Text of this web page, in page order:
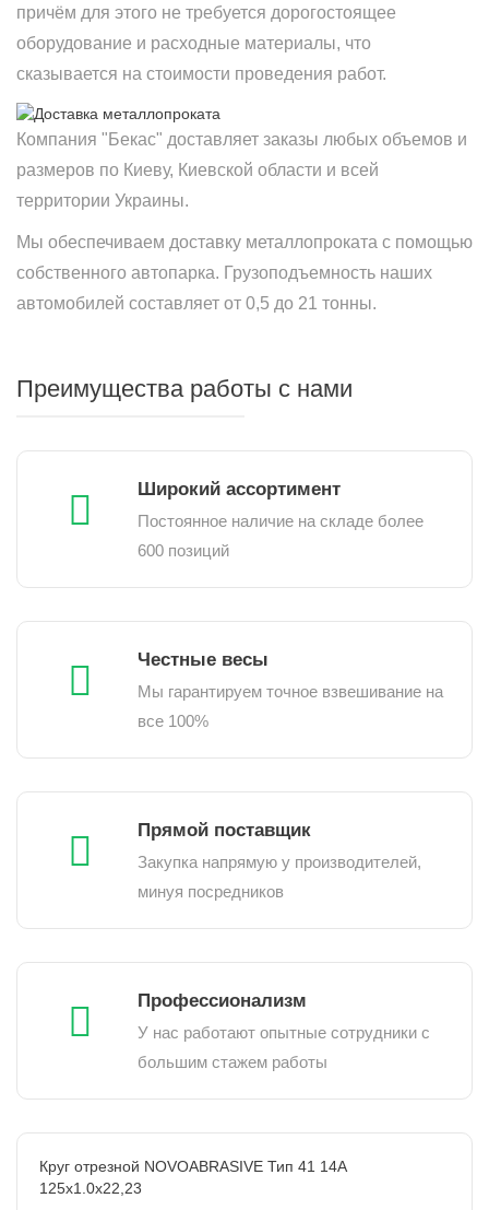
причём для этого не требуется дорогостоящее
оборудование и расходные материалы, что
сказывается на стоимости проведения работ.
Компания "Бекас" доставляет заказы любых объемов и
размеров по Киеву, Киевской области и всей
территории Украины.
Мы обеспечиваем доставку металлопроката с помощью
собственного автопарка. Грузоподъемность наших
автомобилей составляет от 0,5 до 21 тонны.
Преимущества работы с нами
Широкий ассортимент
Постоянное наличие на складе более
600 позиций
Честные весы
Мы гарантируем точное взвешивание на
все 100%
Прямой поставщик
Закупка напрямую у производителей,
минуя посредников
Профессионализм
У нас работают опытные сотрудники с
большим стажем работы
Круг отрезной NOVOABRASIVE Тип 41 14A
125x1.0x22,23